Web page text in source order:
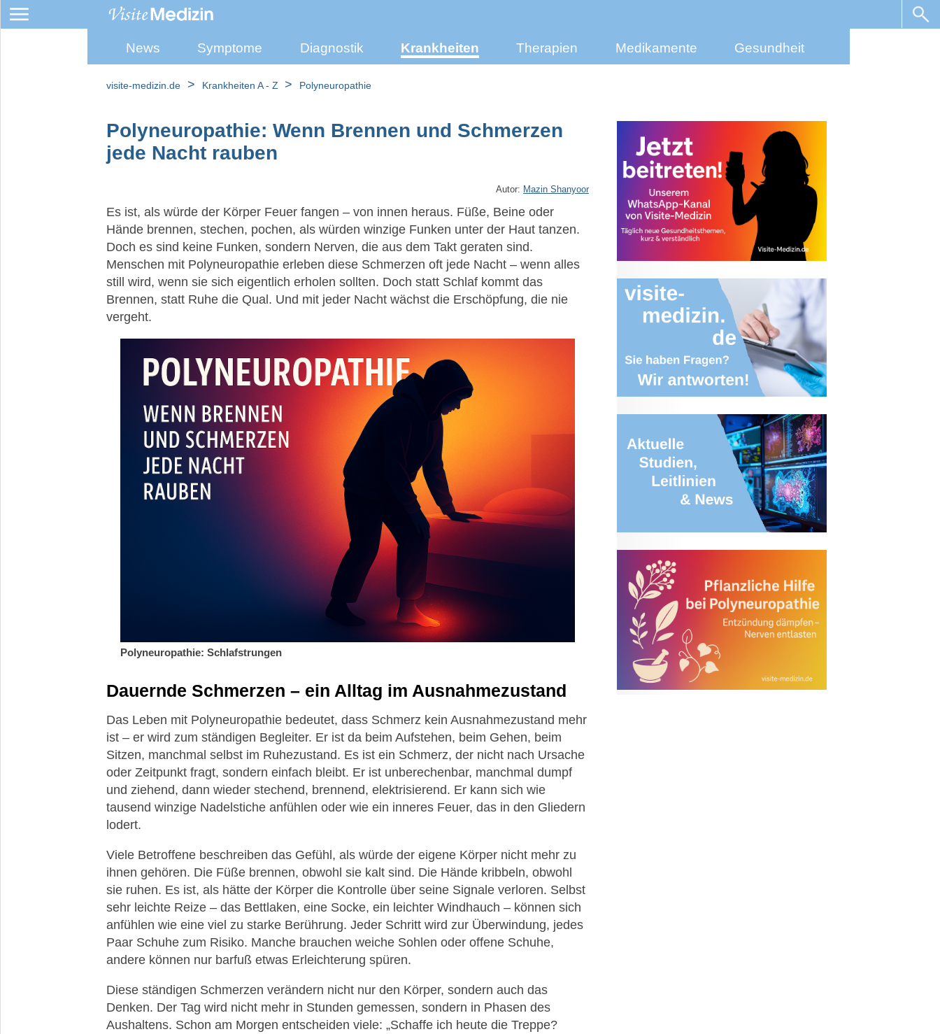
News Symptome Diagnostik Krankheiten Therapien Medikamente Gesundheit
visite-medizin.de > Krankheiten A - Z > Polyneuropathie
Polyneuropathie: Wenn Brennen und Schmerzen
jede Nacht rauben
Autor: Mazin Shanyoor
Es ist, als würde der Körper Feuer fangen – von innen heraus. Füße, Beine oder
Hände brennen, stechen, pochen, als würden winzige Funken unter der Haut tanzen.
Doch es sind keine Funken, sondern Nerven, die aus dem Takt geraten sind.
Menschen mit Polyneuropathie erleben diese Schmerzen oft jede Nacht – wenn alles
still wird, wenn sie sich eigentlich erholen sollten. Doch statt Schlaf kommt das
Brennen, statt Ruhe die Qual. Und mit jeder Nacht wächst die Erschöpfung, die nie
vergeht.
Polyneuropathie: Schlafstrungen
Dauernde Schmerzen – ein Alltag im Ausnahmezustand
Das Leben mit Polyneuropathie bedeutet, dass Schmerz kein Ausnahmezustand mehr
ist – er wird zum ständigen Begleiter. Er ist da beim Aufstehen, beim Gehen, beim
Sitzen, manchmal selbst im Ruhezustand. Es ist ein Schmerz, der nicht nach Ursache
oder Zeitpunkt fragt, sondern einfach bleibt. Er ist unberechenbar, manchmal dumpf
und ziehend, dann wieder stechend, brennend, elektrisierend. Er kann sich wie
tausend winzige Nadelstiche anfühlen oder wie ein inneres Feuer, das in den Gliedern
lodert.
Viele Betroffene beschreiben das Gefühl, als würde der eigene Körper nicht mehr zu
ihnen gehören. Die Füße brennen, obwohl sie kalt sind. Die Hände kribbeln, obwohl
sie ruhen. Es ist, als hätte der Körper die Kontrolle über seine Signale verloren. Selbst
sehr leichte Reize – das Bettlaken, eine Socke, ein leichter Windhauch – können sich
anfühlen wie eine viel zu starke Berührung. Jeder Schritt wird zur Überwindung, jedes
Paar Schuhe zum Risiko. Manche brauchen weiche Sohlen oder offene Schuhe,
andere können nur barfuß etwas Erleichterung spüren.
Diese ständigen Schmerzen verändern nicht nur den Körper, sondern auch das
Denken. Der Tag wird nicht mehr in Stunden gemessen, sondern in Phasen des
Aushaltens. Schon am Morgen entscheiden viele: „Schaffe ich heute die Treppe?
Polyneuropathie
Heilpfanzen
Polyneuropathie